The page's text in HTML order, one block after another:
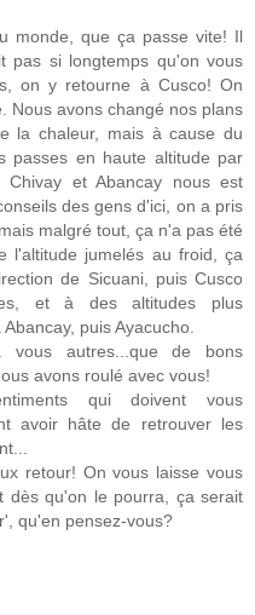
monde, que ça passe vite! Il
pas si longtemps qu'on vous
on y retourne à Cusco! On
Nous avons changé nos plans
la chaleur, mais à cause du
passes en haute altitude par
et Abancay nous est
des gens d'ici, on a pris
malgré tout, ça n'a pas été
l'altitude jumelés au froid, ça
de Sicuani, puis Cusco
et à des altitudes plus
puis Ayacucho.
vous autres...que de bons
avons roulé avec vous!
qui doivent vous
avoir hâte de retrouver les
retour! On vous laisse vous
dès qu'on le pourra, ça serait
qu'en pensez-vous?